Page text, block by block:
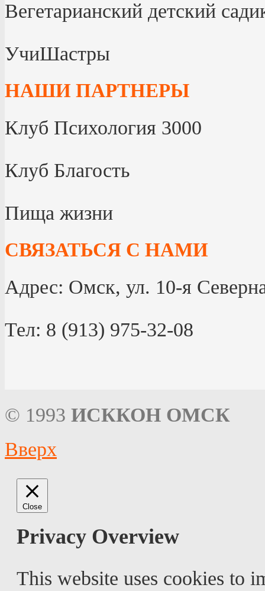
Вегетарианский детский
УчиШастры
НАШИ ПАРТНЕРЫ
Клуб Психология 3000
Клуб Благость
Пища жизни
СВЯЗАТЬСЯ С НАМИ
Адрес: Омск, ул. 10-я
Тел: 8 (913) 975-32-08
© 1993 ИСККОН ОМСК
Вверх
Close
Privacy Overview
This website uses cookies to